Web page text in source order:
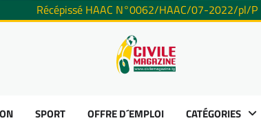
Récépissé HAAC N°0062/HAAC/07-2022/pl/P
SPORT OFFRE D´EMPLOI CATÉGORIES